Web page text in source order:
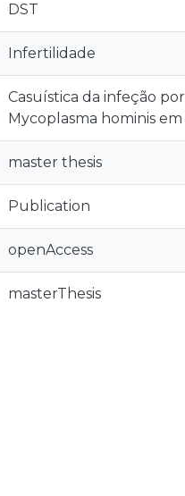
DST
Infertilidade
Casuística da infeção
Mycoplasma hominis
master thesis
Publication
openAccess
masterThesis